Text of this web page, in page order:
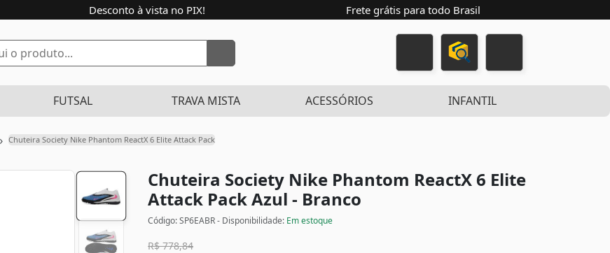
Desconto à vista no PIX! Frete grátis para todo Brasil
FUTSAL TRAVA MISTA ACESSÓRIOS INFANTIL
› Chuteira Society Nike Phantom ReactX 6 Elite Attack Pack
Chuteira Society Nike Phantom ReactX 6 Elite
Attack PackAzul - Branco
Código: SP6EABR - Disponibilidade: Em estoque
R$778,84